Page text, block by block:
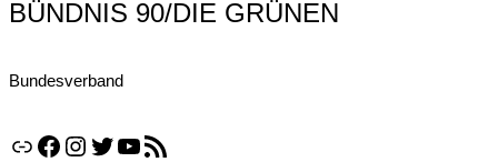
BÜNDNIS 90/DIE GRÜNEN
Bundesverband
Link Facebook Instagram Twitter YouTube RSS-Feed